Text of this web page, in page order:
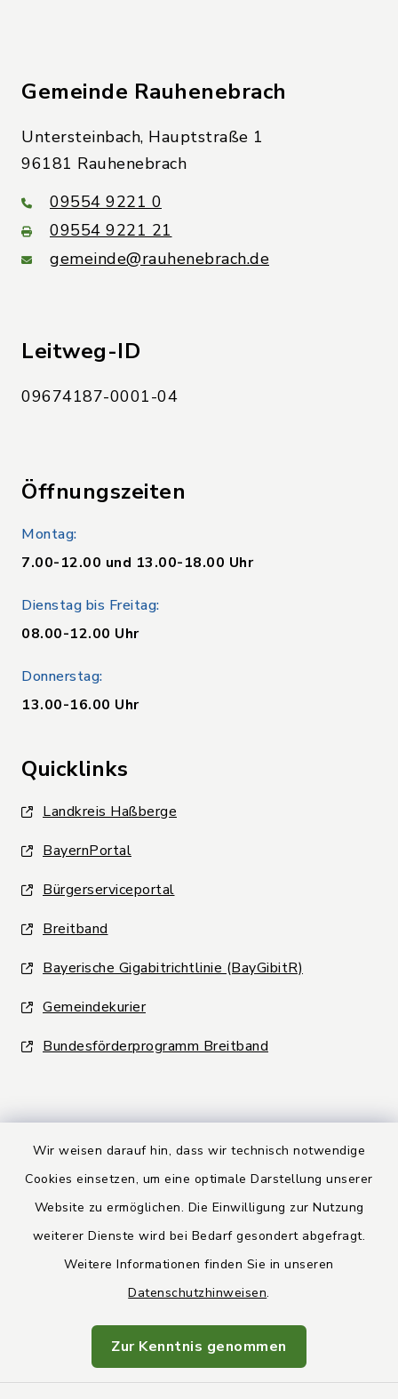
Wir weisen darauf hin, dass wir technisch notwendige
Cookies einsetzen, um eine optimale Darstellung unserer
Website zu ermöglichen. Die Einwilligung zur Nutzung
weiterer Dienste wird bei Bedarf gesondert abgefragt.
Weitere Informationen finden Sie in unseren
Datenschutzhinweisen.
Zur Kenntnis genommen
Gemeinde Rauhenebrach
Untersteinbach, Hauptstraße 1
96181 Rauhenebrach
09554 9221 0
09554 9221 21
gemeinde@rauhenebrach.de
Leitweg-ID
09674187-0001-04
Öffnungszeiten
Montag:
7.00-12.00 und 13.00-18.00 Uhr
Dienstag bis Freitag:
08.00-12.00 Uhr
Donnerstag:
13.00-16.00 Uhr
Quicklinks
Landkreis Haßberge
BayernPortal
Bürgerserviceportal
Breitband
Bayerische Gigabitrichtlinie (BayGibitR)
Gemeindekurier
Bundesförderprogramm Breitband
Kontakt
Datenschutz
Impressum